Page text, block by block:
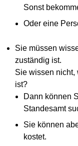
Sonst
Oder eine
Sie müssen
zuständig ist.
Sie wissen nicht,
ist?
Dann können
Standesamt
Sie können
kostet.